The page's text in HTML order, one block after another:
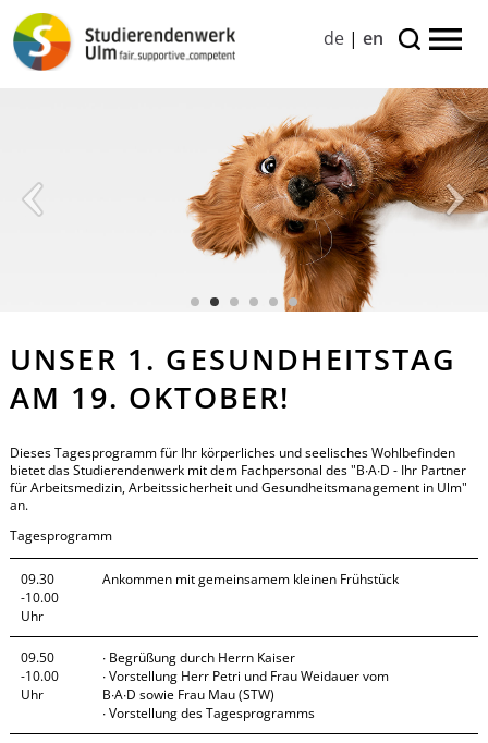
de| en
UNSER 1. GESUNDHEITSTAG
AM 19. OKTOBER!
Dieses Tagesprogramm für Ihr körperliches und seelisches Wohlbefinden
bietet das Studierendenwerk mit dem Fachpersonal des "B∙A∙D - Ihr Partner
für Arbeitsmedizin, Arbeitssicherheit und Gesundheitsmanagement in Ulm"
an.
Tagesprogramm
09.30
-10.00
Uhr
Ankommen mit gemeinsamem kleinen Frühstück
09.50
-10.00
Uhr
∙ Begrüßung durch Herrn Kaiser
∙ Vorstellung Herr Petri und Frau Weidauer vom
B∙A∙D sowie Frau Mau (STW)
∙ Vorstellung des Tagesprogramms